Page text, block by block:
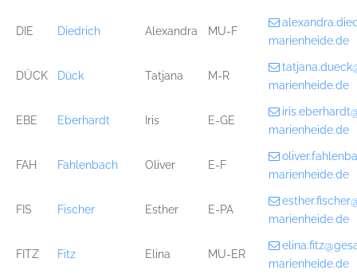
DIE Diedrich Alexandra MU-F
marienheide.de
DÜCK Dück Tatjana M-R
marienheide.de
EBE Eberhardt Iris E-GE
marienheide.de
FAH Fahlenbach Oliver E-F
marienheide.de
FIS Fischer Esther E-PA
marienheide.de
FITZ Fitz Elina MU-ER
marienheide.de